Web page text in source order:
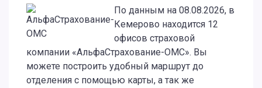
По данным на 08.08.2026, в
Кемерово находится 12
офисов страховой
компании «АльфаСтрахование-ОМС». Вы
можете построить удобный маршрут до
отделения с помощью карты, а так же